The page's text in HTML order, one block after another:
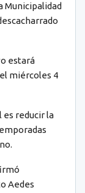
Municipalidad
estará
miércoles 4
es reducir la
Aedes